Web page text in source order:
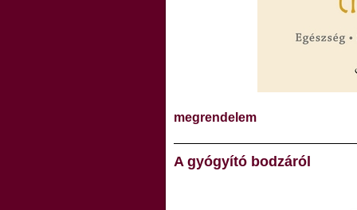
megrendelem
A gyógyító bodzáról